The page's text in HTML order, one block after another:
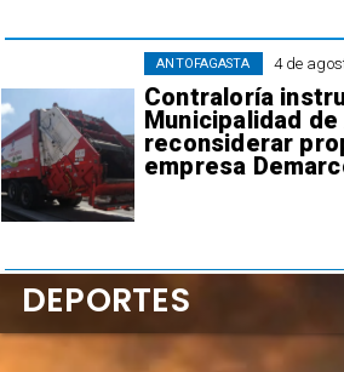
4 de
Contraloría
Municipalidad
reconsiderar
empresa
ANTOFAGASTA
DEPORTES